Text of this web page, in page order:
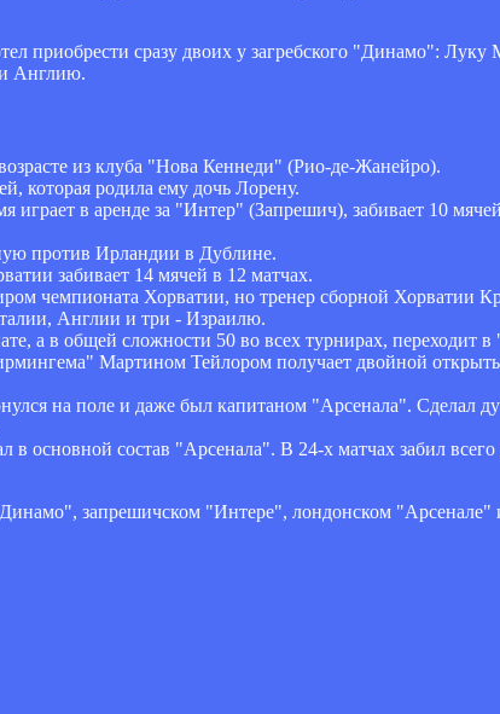
приобрести сразу двоих у загребского "Динамо": Луку
Англию.
из клуба "Нова Кеннеди" (Рио-де-Жанейро).
которая родила ему дочь Лорену.
играет в аренде за "Интер" (Запрешич), забивает 10
против Ирландии в Дублине.
забивает 14 мячей в 12 матчах.
чемпионата Хорватии, но тренер сборной Хорватии
Англии и три - Израилю.
а в общей сложности 50 во всех турнирах, переходит
Мартином Тейлором получает двойной
на поле и даже был капитаном "Арсенала". Сделал
в основной состав "Арсенала". В 24-х матчах забил
запрешичском "Интере", лондонском